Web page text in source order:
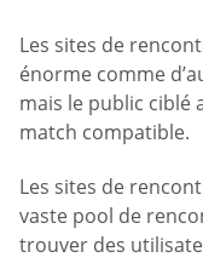
Les sites de
énorme comme
mais le public ciblé
match compatible.
Les sites de
vaste pool de
trouver des